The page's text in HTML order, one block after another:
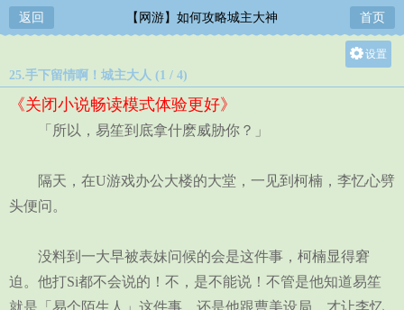
返回 【网游】如何攻略城主大神 首页
设置
25.手下留情啊！城主大人 (1 / 4)
《关闭小说畅读模式体验更好》
「所以，易笙到底拿什麽威胁你？」
隔天，在U游戏办公大楼的大堂，一见到柯楠，李忆心劈
头便问。
没料到一大早被表妹问候的会是这件事，柯楠显得窘
迫。他打Si都不会说的！不，是不能说！不管是他知道易笙
就是「易个陌生人」这件事，还是他跟曹美设局，才让李忆